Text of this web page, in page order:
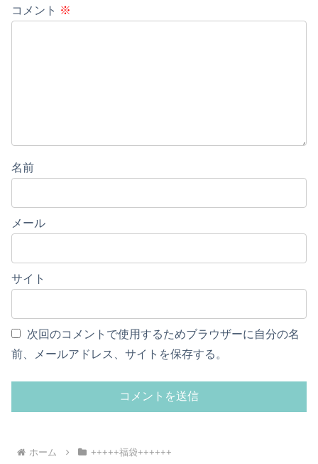
コメント ※
名前
メール
サイト
次回のコメントで使用するためブラウザーに自分の名
前、メールアドレス、サイトを保存する。
ホーム +++++福袋++++++